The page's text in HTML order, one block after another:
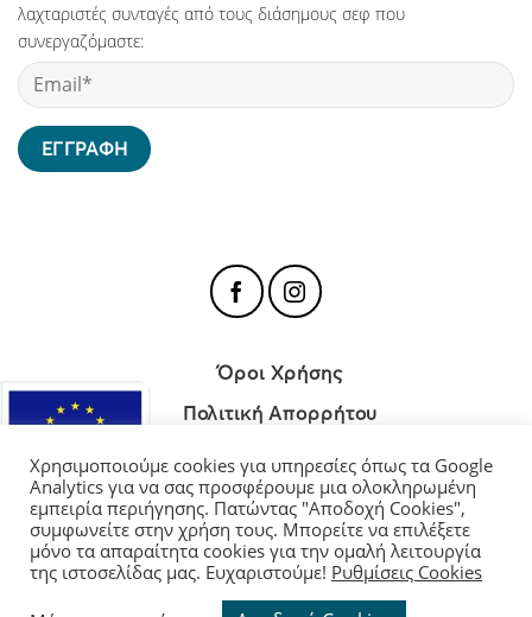
λαχταριστές συνταγές από τους διάσημους σεφ που
συνεργαζόμαστε:
Όροι Χρήσης
Πολιτική Απορρήτου
Διαχείριση Cookies
Χρησιμοποιούμε cookies για υπηρεσίες όπως τα Google
Analytics για να σας προσφέρουμε μια ολοκληρωμένη
εμπειρία περιήγησης. Πατώντας "Αποδοχή Cookies",
συμφωνείτε στην χρήση τους. Μπορείτε να επιλέξετε
μόνο τα απαραίτητα cookies για την ομαλή λειτουργία
της ιστοσελίδας μας. Ευχαριστούμε! Ρυθμίσεις Cookies